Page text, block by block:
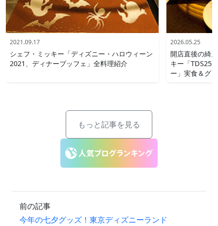
2021.09.17
シェフ・ミッキー「ディズニー・ハロウィーン
2021、ディナーブッフェ」全料理紹介
2026.05.25
開店直後の綺
キー「TDS25
ー」実食＆グ
もっと記事を見る
前の記事
今年の七夕グッズ！東京ディズニーランド